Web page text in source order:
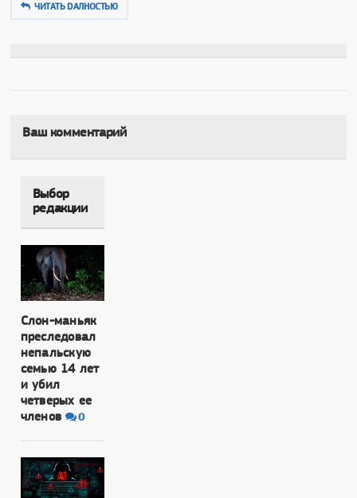
ЧИТАТЬ DAЛНОСТЬЮ
Ваш комментарий
Выбор
редакции
Слон-маньяк
преследовал
непальскую
семью 14 лет
и убил
четверых ее
членов
0